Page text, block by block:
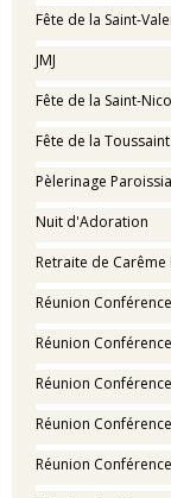
Fête de la Saint-
JMJ
Fête de la Saint-
Fête de la
Pèlerinage
Nuit d'Adoration
Retraite de Carême
Réunion
Réunion
Réunion
Réunion
Réunion